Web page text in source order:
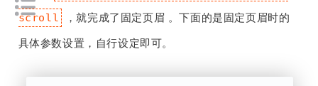
scroll
，就完成了固定页眉 。下面的是固定页眉时的
具体参数设置，自行设定即可。